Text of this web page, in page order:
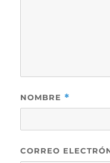
NOMBRE *
CORREO